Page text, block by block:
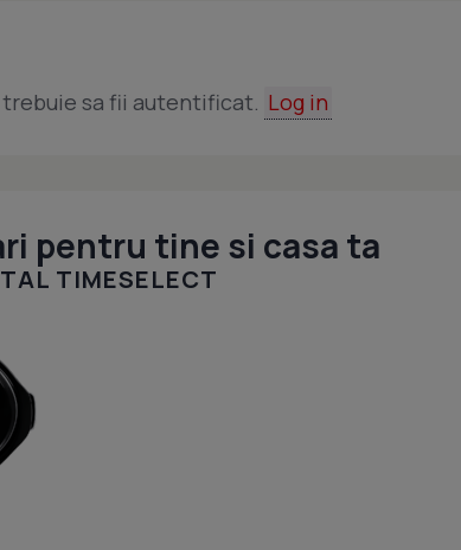
sa fii autentificat. Log in
pentru tine si casa ta
TIMESELECT